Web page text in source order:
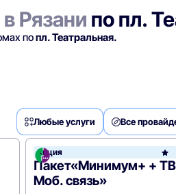
в Рязани по пл.
попл. Театральная.
Любые услуги Все
Билайн
Акция
Пакет«Минимум+ +
Моб. связь»